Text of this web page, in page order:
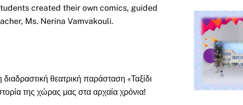
created their own comics, guided
Ms. Nerina Vamvakouli.
διαδραστική θεατρική παράσταση «Ταξίδι
της χώρας μας στα αρχαία χρόνια!